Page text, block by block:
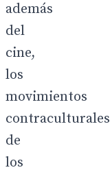
además
del
cine,
los
movimientos
contraculturales
de
los